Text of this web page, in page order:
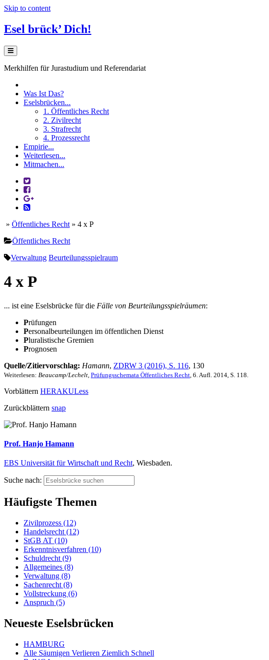
Skip to content
Esel brück’ Dich!
Merkhilfen für Jurastudium und Referendariat
Was Ist Das?
Eselsbrücken...
1. Öffentliches Recht
2. Zivilrecht
3. Strafrecht
4. Prozessrecht
Empirie...
Weiterlesen...
Mitmachen...
» Öffentliches Recht » 4 x P
Öffentliches Recht
Verwaltung Beurteilungsspielraum
4 x P
... ist eine Eselsbrücke für die Fälle von Beurteilungsspielräumen:
Prüfungen
Personalbeurteilungen im öffentlichen Dienst
Pluralistische Gremien
Prognosen
Quelle/Zitiervorschlag: Hamann, ZDRW 3 (2016), S. 116, 130
Weiterlesen: Beaucamp/Lechelt Prüfungsschemata Öffentliches Recht , 6. Aufl. 2014, S. 118.
Vorblättern HERAKULess
Zurückblättern snap
Prof. Hanjo Hamann
EBS Universität für Wirtschaft und Recht, Wiesbaden.
Suche nach:
Häufigste Themen
Zivilprozess (12)
Handelsrecht (12)
StGB AT (10)
Erkenntnisverfahren (10)
Schuldrecht (9)
Allgemeines (8)
Verwaltung (8)
Sachenrecht (8)
Vollstreckung (6)
Anspruch (5)
Neueste Eselsbrücken
HAMBURG
Alle Säumigen Verlieren Ziemlich Schnell